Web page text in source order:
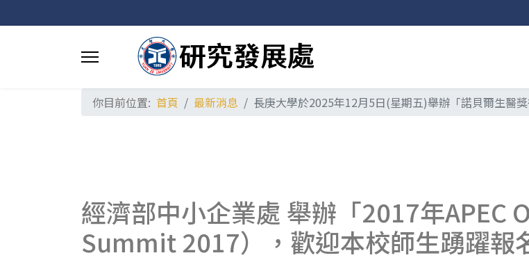
你目前位置: 首頁 最新消息 長庚大學於2025年12月5日(星期五)舉辦「諾貝爾生醫
經濟部中小企業處 舉辦「2017年APEC
Summit 2017），歡迎本校師生踴躍報